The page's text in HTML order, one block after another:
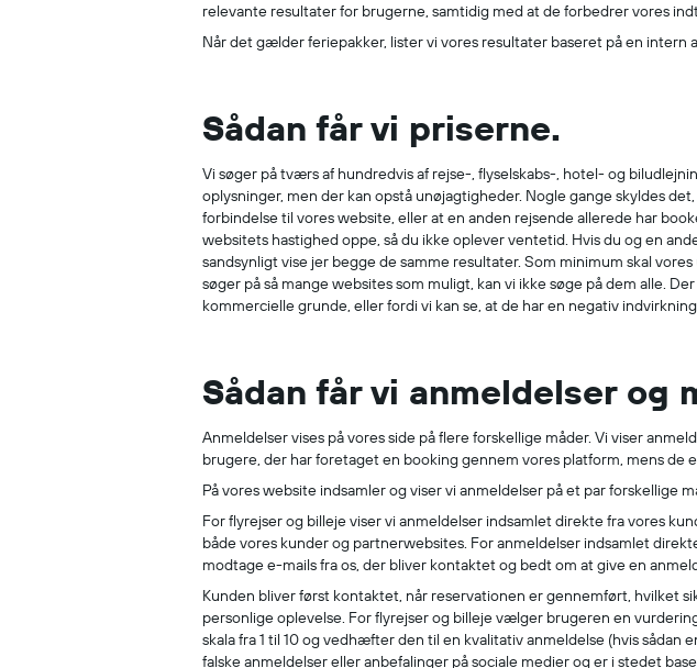
relevante resultater for brugerne, samtidig med at de forbedrer vores
Når det gælder feriepakker, lister vi vores resultater baseret på en
Sådan får vi priserne.
Vi søger på tværs af hundredvis af rejse-, flyselskabs-, hotel- og
oplysninger, men der kan opstå unøjagtigheder. Nogle gange skyldes
forbindelse til vores website, eller at en anden rejsende allerede har
websitets hastighed oppe, så du ikke oplever ventetid. Hvis du og en
sandsynligt vise jer begge de samme resultater. Som minimum skal
søger på så mange websites som muligt, kan vi ikke søge på dem alle.
kommercielle grunde, eller fordi vi kan se, at de har en negativ
Sådan får vi anmeldelser og
Anmeldelser vises på vores side på flere forskellige måder. Vi viser
brugere, der har foretaget en booking gennem vores platform, mens de
På vores website indsamler og viser vi anmeldelser på et par forskellige
For flyrejser og billeje viser vi anmeldelser indsamlet direkte fra vores
både vores kunder og partnerwebsites. For anmeldelser indsamlet
modtage e-mails fra os, der bliver kontaktet og bedt om at give en
Kunden bliver først kontaktet, når reservationen er gennemført, hvilket
personlige oplevelse. For flyrejser og billeje vælger brugeren en
skala fra 1 til 10 og vedhæfter den til en kvalitativ anmeldelse (hvis
falske anmeldelser eller anbefalinger på sociale medier og er i stedet